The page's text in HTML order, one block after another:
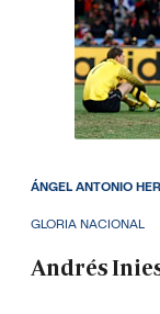
GLORIA NACIONAL
Andrés
ÁNGEL ANTONIO